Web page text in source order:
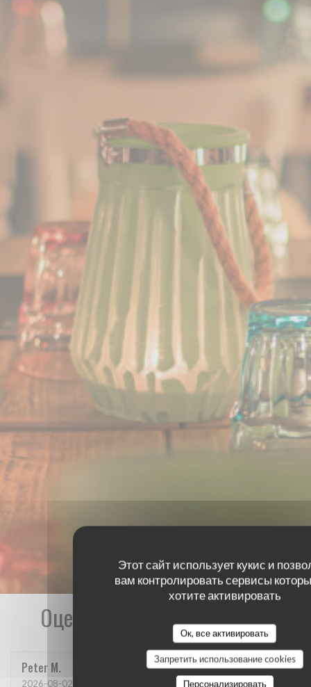
Этот сайт использует кукис и
вам контролировать сервисы
хотите активировать
Ок, все активировать
Запретить использование cookies
Персонализировать
Оценки наших посетителей
Peter M
2026-08-02